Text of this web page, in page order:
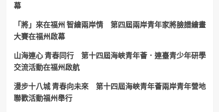
演
唱
會」
回
歸
舞
心
情
幕
「將」來在福州 智繪兩岸情 第四屆兩岸青年家將臉譜繪畫
大賽在福州啟幕
山海連心 青春同行 第十四屆海峽青年薈．連臺青少年研學
交流活動在福州啟航
漫步十八城 青春向未來 第十四屆海峽青年薈兩岸青年營地
聯歡活動福州舉行